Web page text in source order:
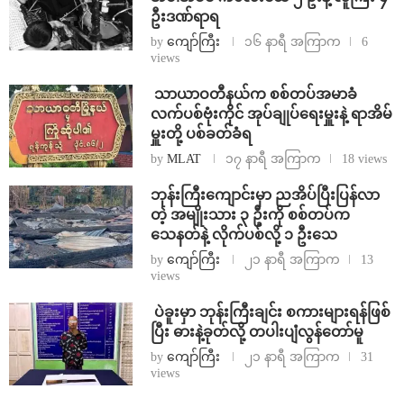
ဦးဒဏ်ရာရ
by ကျော်ကြီး ၁၆ နာရီ အကြာက
6
views
⁩ ⁨သာယာဝတီနယ်က စစ်တပ်အမာခံ
လက်ပစ်ဗုံးကိုင် အုပ်ချုပ်ရေးမှူးနဲ့ ရာအိမ်
မှူးတို့ ပစ်ခတ်ခံရ
by MLAT ၁၇ နာရီ အကြာက 18 views
ဘုန်းကြီးကျောင်းမှာ ညအိပ်ပြီးပြန်လာ
တဲ့ အမျိုးသား ၃ ဦးကို စစ်တပ်က
သေနတ်နဲ့ လိုက်ပစ်လို့ ၁ ဦးသေ
by ကျော်ကြီး ၂၁ နာရီ အကြာက
13
views
⁩ ⁨ပဲခူးမှာ ဘုန်းကြီးချင်း စကားများရန်ဖြစ်
ပြီး ဓားနဲ့ခုတ်လို့ တပါးပျံလွန်တော်မူ
by ကျော်ကြီး ၂၁ နာရီ အကြာက
31
views